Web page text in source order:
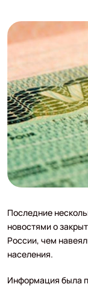
Последние
новостями о
России, чем
населения.
Информация была